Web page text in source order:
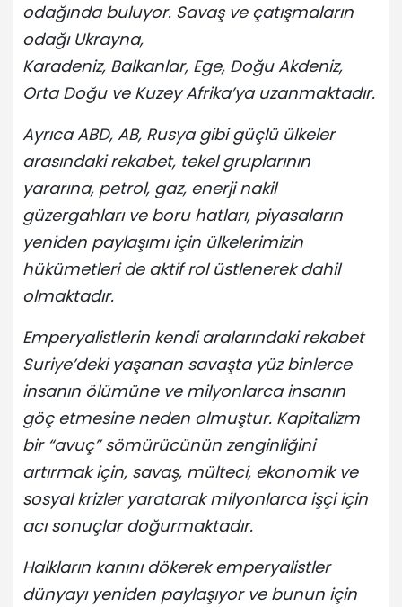
odağında buluyor. Savaş ve çatışmaların
odağı Ukrayna,
Karadeniz, Balkanlar, Ege, Doğu Akdeniz,
Orta Doğu ve Kuzey Afrika’ya uzanmaktadır.
Ayrıca ABD, AB, Rusya gibi güçlü ülkeler
arasındaki rekabet, tekel gruplarının
yararına, petrol, gaz, enerji nakil
güzergahları ve boru hatları, piyasaların
yeniden paylaşımı için ülkelerimizin
hükümetleri de aktif rol üstlenerek dahil
olmaktadır.
Emperyalistlerin kendi aralarındaki rekabet
Suriye’deki yaşanan savaşta yüz binlerce
insanın ölümüne ve milyonlarca insanın
göç etmesine neden olmuştur. Kapitalizm
bir “avuç” sömürücünün zenginliğini
artırmak için, savaş, mülteci, ekonomik ve
sosyal krizler yaratarak milyonlarca işçi için
acı sonuçlar doğurmaktadır.
Halkların kanını dökerek emperyalistler
dünyayı yeniden paylaşıyor ve bunun için